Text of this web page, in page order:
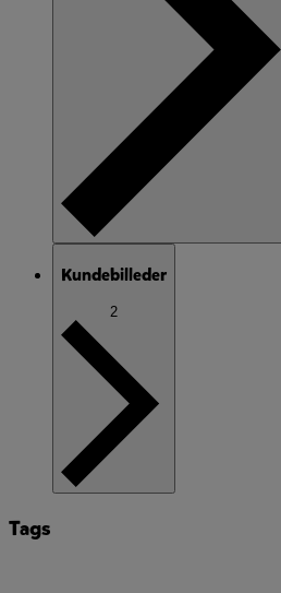
Kundebilleder
2
Tags